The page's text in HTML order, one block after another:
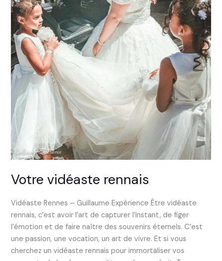
Votre vidéaste rennais
Vidéaste Rennes – Guillaume Expérience Être vidéaste
rennais, c’est avoir l’art de capturer l’instant, de figer
l’émotion et de faire naître des souvenirs éternels. C’est
une passion, une vocation, un art de vivre. Et si vous
cherchez un vidéaste rennais pour immortaliser vos